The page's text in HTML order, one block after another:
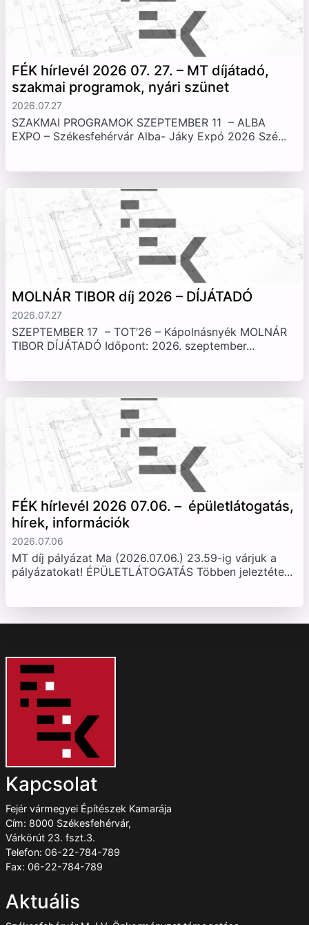
FÉK hírlevél 2026 07. 27. – MT díjátadó,
szakmai programok, nyári szünet
2026.07.27
SZAKMAI PROGRAMOK SZEPTEMBER 11 – ALBA
EXPO – Székesfehérvár Alba- Jáky Expó 2026 Szé...
MOLNÁR TIBOR díj 2026 – DÍJÁTADÓ
2026.07.27
SZEPTEMBER 17 – TOT’26 – Kápolnásnyék MOLNÁR
TIBOR DÍJÁTADÓ Időpont: 2026. szeptember...
FÉK hírlevél 2026 07.06. – épületlátogatás,
hírek, információk
2026.07.06
MT díj pályázat Ma (2026.07.06.) 23.59-ig várjuk a
pályázatokat! ÉPÜLETLÁTOGATÁS Többen jeleztéte...
Kapcsolat
Fejér vármegyei Építészek Kamarája
Cím: 8000 Székesfehérvár,
Várkörút 23. fszt.3.
Telefon: 06-22-784-789
Fax: 06-22-784-789
Aktuális